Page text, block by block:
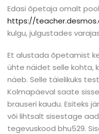
Edasi õpetaja omalt
https://
kulgu, julgustades
Et alustada õpetamist
ühte näidet selle kohta,
näeb. Selle täielikuks
Kolmapäeval saate
brauseri kaudu. Esiteks
või lihtsalt sisestage
tegevuskood bhu529.